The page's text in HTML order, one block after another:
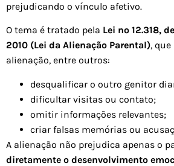
prejudicando o vínculo afetivo.
O tema é tratado pela Lei nº 12.318,
2010 (Lei da Alienação Parental),
alienação, entre outros:
desqualificar o outro genitor
dificultar visitas ou contato;
omitir informações relevantes;
criar falsas memórias ou
A alienação não prejudica apenas o
diretamente o desenvolvimento